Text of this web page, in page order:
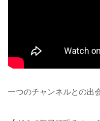
一つのチャンネルとの出